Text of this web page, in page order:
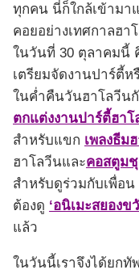
ทุกคน นี่ก็ใกล้เข้ามา
คอยอย่างเทศกาลฮา
ในวันที่ 30 ตุลาคมนี้
เตรียมจัดงานปาร์ตี้ห
ในค่ำคืนวันฮาโลวีน
ตกแต่งงานปาร์ตี้ฮาโ
สำหรับแขก เพลงธีม
ฮาโลวีนและคอสตูมชุ
สำหรับดูร่วมกับเพื่อ
ต้องดู ‘อนิเมะสยองข
แล้ว
ในวันนี้เราจึงได้ยกทั